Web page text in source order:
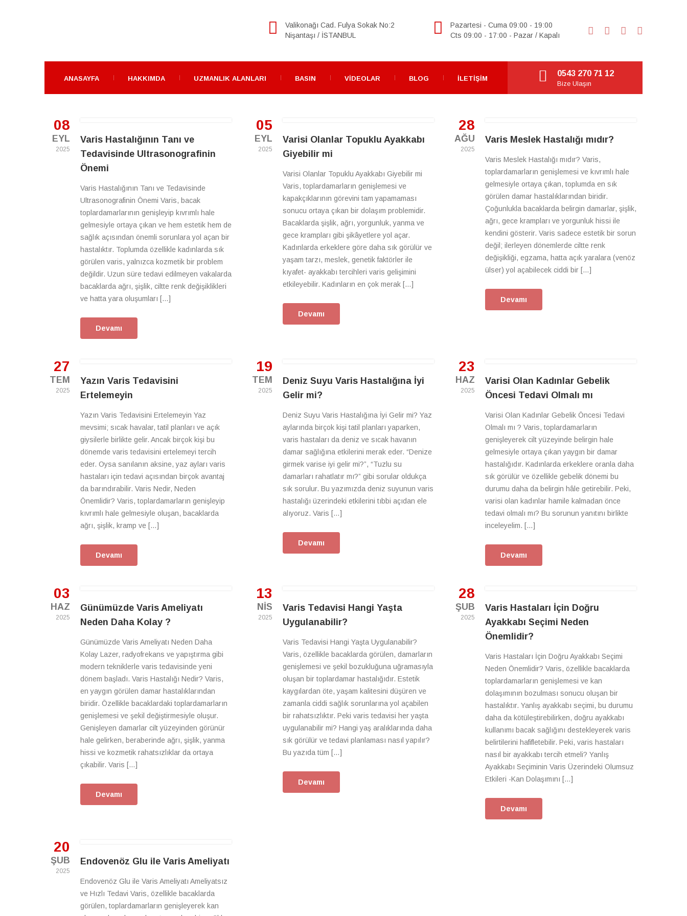
Pazartesi - Cuma 09:00 - 19:00
Cts 09:00 - 17:00 - Pazar / Kapalı
Valikonağı Cad. Fulya Sokak No:2
Nişantaşı / İSTANBUL
ANASAYFA HAKKIMDA UZMANLIK ALANLARI BASIN VIDEOLAR BLOG İLETIŞIM
0543 270 71 12
Bize Ulaşın
08
EYL
2025
Varis Hastalığının Tanı ve
Tedavisinde Ultrasonografinin
Önemi
Varis Hastalığının Tanı ve Tedavisinde
Ultrasonografinin Önemi Varis, bacak
toplardamarlarının genişleyip kıvrımlı hale
gelmesiyle ortaya çıkan ve hem estetik hem de
sağlık açısından önemli sorunlara yol açan bir
hastalıktır. Toplumda özellikle kadınlarda sık
görülen varis, yalnızca kozmetik bir problem
değildir. Uzun süre tedavi edilmeyen vakalarda
bacaklarda ağrı, şişlik, ciltte renk değişiklikleri
ve hatta yara oluşumları […]
Devamı
05
EYL
2025
Varisi Olanlar Topuklu Ayakkabı
Giyebilir mi
Varisi Olanlar Topuklu Ayakkabı Giyebilir mi
Varis, toplardamarların genişlemesi ve
kapakçıklarının görevini tam yapamaması
sonucu ortaya çıkan bir dolaşım problemidir.
Bacaklarda şişlik, ağrı, yorgunluk, yanma ve
gece krampları gibi şikâyetlere yol açar.
Kadınlarda erkeklere göre daha sık görülür ve
yaşam tarzı, meslek, genetik faktörler ile
kıyafet- ayakkabı tercihleri varis gelişimini
etkileyebilir. Kadınların en çok merak […]
Devamı
28
AĞU
2025
Varis Meslek Hastalığı mıdır?
Varis Meslek Hastalığı mıdır? Varis,
toplardamarların genişlemesi ve kıvrımlı hale
gelmesiyle ortaya çıkan, toplumda en sık
görülen damar hastalıklarından biridir.
Çoğunlukla bacaklarda belirgin damarlar, şişlik,
ağrı, gece krampları ve yorgunluk hissi ile
kendini gösterir. Varis sadece estetik bir sorun
değil; ilerleyen dönemlerde ciltte renk
değişikliği, egzama, hatta açık yaralara (venöz
ülser) yol açabilecek ciddi bir […]
Devamı
27
TEM
2025
Yazın Varis Tedavisini
Ertelemeyin
Yazın Varis Tedavisini Ertelemeyin Yaz
mevsimi; sıcak havalar, tatil planları ve açık
giysilerle birlikte gelir. Ancak birçok kişi bu
dönemde varis tedavisini ertelemeyi tercih
eder. Oysa sanılanın aksine, yaz ayları varis
hastaları için tedavi açısından birçok avantaj
da barındırabilir. Varis Nedir, Neden
Önemlidir? Varis, toplardamarların genişleyip
kıvrımlı hale gelmesiyle oluşan, bacaklarda
ağrı, şişlik, kramp ve […]
Devamı
19
TEM
2025
Deniz Suyu Varis Hastalığına İyi
Gelir mi?
Deniz Suyu Varis Hastalığına İyi Gelir mi? Yaz
aylarında birçok kişi tatil planları yaparken,
varis hastaları da deniz ve sıcak havanın
damar sağlığına etkilerini merak eder. “Denize
girmek varise iyi gelir mi?”, “Tuzlu su
damarları rahatlatır mı?” gibi sorular oldukça
sık sorulur. Bu yazımızda deniz suyunun varis
hastalığı üzerindeki etkilerini tıbbi açıdan ele
alıyoruz. Varis […]
Devamı
23
HAZ
2025
Varisi Olan Kadınlar Gebelik
Öncesi Tedavi Olmalı mı
Varisi Olan Kadınlar Gebelik Öncesi Tedavi
Olmalı mı ? Varis, toplardamarların
genişleyerek cilt yüzeyinde belirgin hale
gelmesiyle ortaya çıkan yaygın bir damar
hastalığıdır. Kadınlarda erkeklere oranla daha
sık görülür ve özellikle gebelik dönemi bu
durumu daha da belirgin hâle getirebilir. Peki,
varisi olan kadınlar hamile kalmadan önce
tedavi olmalı mı? Bu sorunun yanıtını birlikte
inceleyelim. […]
Devamı
03
HAZ
2025
Günümüzde Varis Ameliyatı
Neden Daha Kolay ?
Günümüzde Varis Ameliyatı Neden Daha
Kolay Lazer, radyofrekans ve yapıştırma gibi
modern tekniklerle varis tedavisinde yeni
dönem başladı. Varis Hastalığı Nedir? Varis,
en yaygın görülen damar hastalıklarından
biridir. Özellikle bacaklardaki toplardamarların
genişlemesi ve şekil değiştirmesiyle oluşur.
Genişleyen damarlar cilt yüzeyinden görünür
hale gelirken, beraberinde ağrı, şişlik, yanma
hissi ve kozmetik rahatsızlıklar da ortaya
çıkabilir. Varis […]
Devamı
13
NIS
2025
Varis Tedavisi Hangi Yaşta
Uygulanabilir?
Varis Tedavisi Hangi Yaşta Uygulanabilir?
Varis, özellikle bacaklarda görülen, damarların
genişlemesi ve şekil bozukluğuna uğramasıyla
oluşan bir toplardamar hastalığıdır. Estetik
kaygılardan öte, yaşam kalitesini düşüren ve
zamanla ciddi sağlık sorunlarına yol açabilen
bir rahatsızlıktır. Peki varis tedavisi her yaşta
uygulanabilir mi? Hangi yaş aralıklarında daha
sık görülür ve tedavi planlaması nasıl yapılır?
Bu yazıda tüm […]
Devamı
28
ŞUB
2025
Varis Hastaları İçin Doğru
Ayakkabı Seçimi Neden
Önemlidir?
Varis Hastaları İçin Doğru Ayakkabı Seçimi
Neden Önemlidir? Varis, özellikle bacaklarda
toplardamarların genişlemesi ve kan
dolaşımının bozulması sonucu oluşan bir
hastalıktır. Yanlış ayakkabı seçimi, bu durumu
daha da kötüleştirebilirken, doğru ayakkabı
kullanımı bacak sağlığını destekleyerek varis
belirtilerini hafifletebilir. Peki, varis hastaları
nasıl bir ayakkabı tercih etmeli? Yanlış
Ayakkabı Seçiminin Varis Üzerindeki Olumsuz
Etkileri -Kan Dolaşımını […]
Devamı
20
ŞUB
2025
Endovenöz Glu ile Varis Ameliyatı
Endovenöz Glu ile Varis Ameliyatı Ameliyatsız
ve Hızlı Tedavi Varis, özellikle bacaklarda
görülen, toplardamarların genişleyerek kan